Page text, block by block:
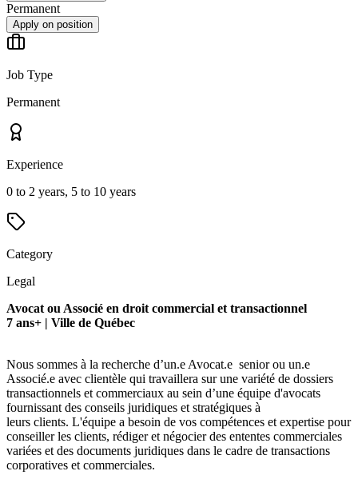
Permanent
Apply on position
Job Type
Permanent
Experience
0 to 2 years, 5 to 10 years
Category
Legal
Avocat ou Associé en droit commercial et transactionnel
7 ans+ | Ville de Québec
Nous sommes à la recherche d’un.e Avocat.e senior ou un.e
Associé.e avec clientèle qui travaillera sur une variété de dossiers
transactionnels et commerciaux au sein d’une équipe d'avocats
fournissant des conseils juridiques et stratégiques à
leurs clients. L'équipe a besoin de vos compétences et expertise pour
conseiller les clients, rédiger et négocier des ententes commerciales
variées et des documents juridiques dans le cadre de transactions
corporatives et commerciales.